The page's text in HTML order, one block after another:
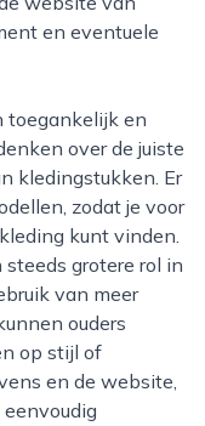
en eventuele
over de juiste
kledingstukken. Er
zodat je voor
kunt vinden.
grotere rol in
van meer
ouders
op stijl of
en de website,